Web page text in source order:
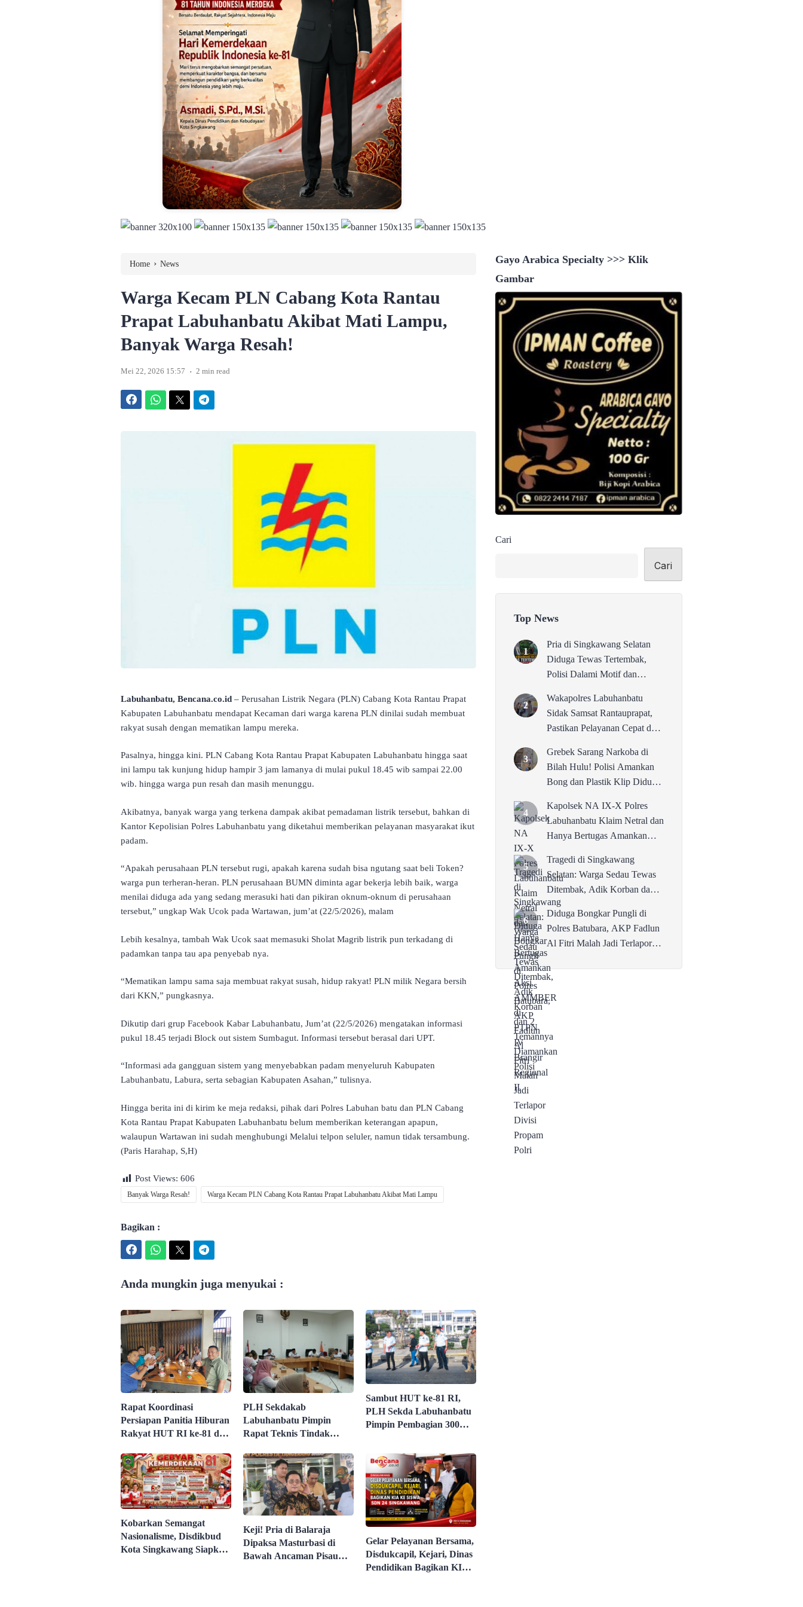
Home › News
Warga Kecam PLN Cabang Kota Rantau
Prapat Labuhanbatu Akibat Mati Lampu,
Banyak Warga Resah!
Mei 22, 2026 15:57 . 2 min read
Labuhanbatu, Bencana.co.id – Perusahan Listrik Negara (PLN) Cabang Kota Rantau Prapat
Kabupaten Labuhanbatu mendapat Kecaman dari warga karena PLN dinilai sudah membuat
rakyat susah dengan mematikan lampu mereka.
Pasalnya, hingga kini. PLN Cabang Kota Rantau Prapat Kabupaten Labuhanbatu hingga saat
ini lampu tak kunjung hidup hampir 3 jam lamanya di mulai pukul 18.45 wib sampai 22.00
wib. hingga warga pun resah dan masih menunggu.
Akibatnya, banyak warga yang terkena dampak akibat pemadaman listrik tersebut, bahkan di
Kantor Kepolisian Polres Labuhanbatu yang diketahui memberikan pelayanan masyarakat ikut
padam.
“Apakah perusahaan PLN tersebut rugi, apakah karena sudah bisa ngutang saat beli Token?
warga pun terheran-heran. PLN perusahaan BUMN diminta agar bekerja lebih baik, warga
menilai diduga ada yang sedang merasuki hati dan pikiran oknum-oknum di perusahaan
tersebut,” ungkap Wak Ucok pada Wartawan, jum’at (22/5/2026), malam
Lebih kesalnya, tambah Wak Ucok saat memasuki Sholat Magrib listrik pun terkadang di
padamkan tanpa tau apa penyebab nya.
“Mematikan lampu sama saja membuat rakyat susah, hidup rakyat! PLN milik Negara bersih
dari KKN,” pungkasnya.
Dikutip dari grup Facebook Kabar Labuhanbatu, Jum’at (22/5/2026) mengatakan informasi
pukul 18.45 terjadi Block out sistem Sumbagut. Informasi tersebut berasal dari UPT.
“Informasi ada gangguan sistem yang menyebabkan padam menyeluruh Kabupaten
Labuhanbatu, Labura, serta sebagian Kabupaten Asahan,” tulisnya.
Hingga berita ini di kirim ke meja redaksi, pihak dari Polres Labuhan batu dan PLN Cabang
Kota Rantau Prapat Kabupaten Labuhanbatu belum memberikan keterangan apapun,
walaupun Wartawan ini sudah menghubungi Melalui telpon seluler, namun tidak tersambung.
(Paris Harahap, S,H)
Post Views: 606
Banyak Warga Resah! Warga Kecam PLN Cabang Kota Rantau Prapat Labuhanbatu Akibat Mati Lampu
Bagikan :
Anda mungkin juga menyukai :
Rapat Koordinasi
Persiapan Panitia Hiburan
Rakyat HUT RI ke-81 di
Tahu Dimatangkan
PLH Sekdakab
Labuhanbatu Pimpin
Rapat Teknis Tindak
Penilaian Kepatuhan
Pelayanan Publik Oleh
Ombudsman RI Tahun
2026
Sambut HUT ke-81 RI,
PLH Sekda Labuhanbatu
Pimpin Pembagian 300
​Kobarkan Semangat
Nasionalisme, Disdikbud
Kota Singkawang Siapkan
Keji! Pria di Balaraja
Dipaksa Masturbasi di
Bawah Ancaman Pisau
Gelar Pelayanan Bersama,
Disdukcapil, Kejari, Dinas
Pendidikan Bagikan KIA
Gayo Arabica Specialty >>> Klik
Gambar
Cari
Cari
Top News
Pria di Singkawang Selatan
Diduga Tewas Tertembak,
Polisi Dalami Motif dan
Wakapolres Labuhanbatu
Sidak Samsat Rantauprapat,
Pastikan Pelayanan Cepat dan
Grebek Sarang Narkoba di
Bilah Hulu! Polisi Amankan
Bong dan Plastik Klip Diduga
Kapolsek NA IX-X Polres
Labuhanbatu Klaim Netral dan
Hanya Bertugas Amankan
Brangir Regional II
Tragedi di Singkawang
Selatan: Warga Sedau Tewas
Ditembak, Adik Korban dan 2
Temannya Diamankan Polisi
Diduga Bongkar Pungli di
Polres Batubara, AKP Fadlun
Al Fitri Malah Jadi Terlapor
Divisi Propam Polri